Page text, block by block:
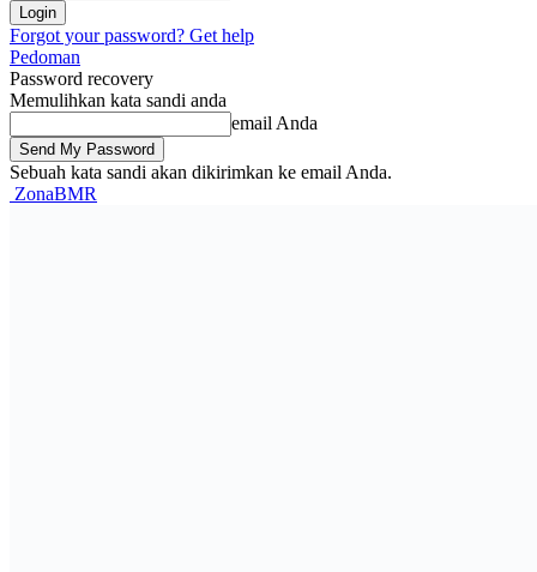
Forgot your password? Get help
Pedoman
Password recovery
Memulihkan kata sandi anda
email Anda
Sebuah kata sandi akan dikirimkan ke email Anda.
ZonaBMR